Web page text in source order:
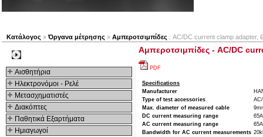
Κατάλογος »Όργανα μέτρησης » Αμπεροτσιμπίδες : AC/DC current clamp adapter,
Αισθητήρια
Ηλεκτρονόμοι - Ρελέ
Μετασχηματιστές
Διακόπτες
Παθητικά Εξαρτήματα
Hμιαγωγοί
Αμπεροτσιμπίδες - AC/DC
PDF
Specifications
Manufacturer
Type of test accessories
Max. diameter of measured cable
DC current measuring range
65A
AC current measuring range
65A
Bandwidth for AC current measurements